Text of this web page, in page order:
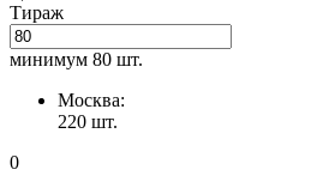
Тираж
минимум 80 шт.
Москва:
220 шт.
0